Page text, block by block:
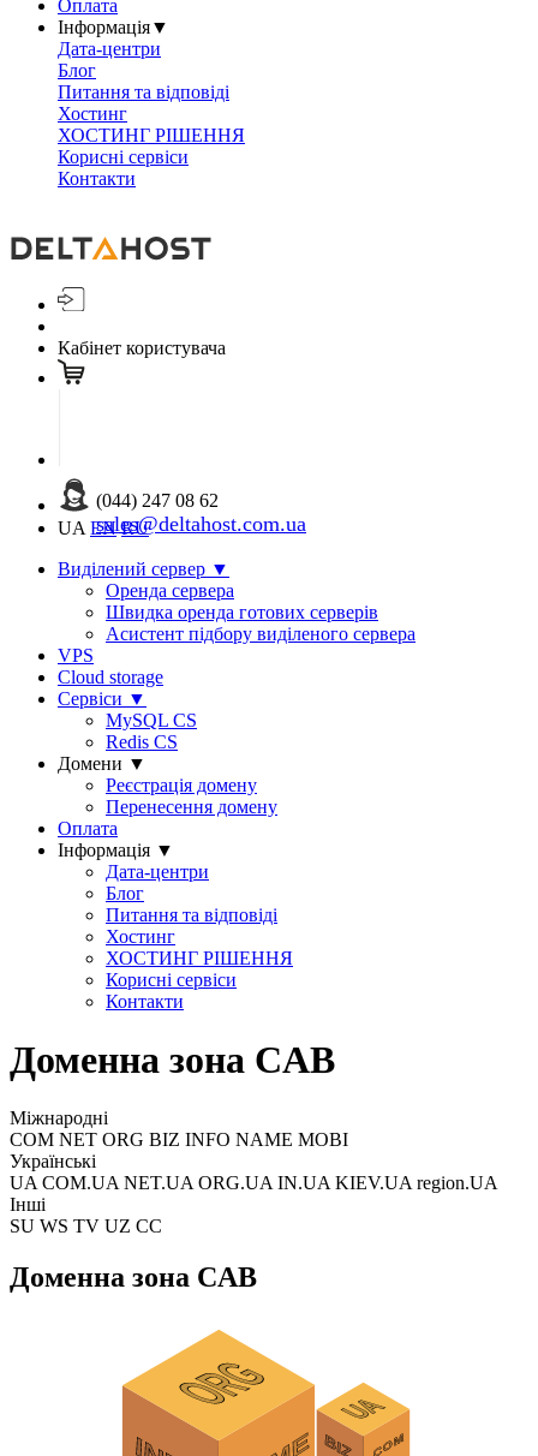
Оплата
Інформація▼
Дата-центри
Блог
Питання та відповіді
Хостинг
ХОСТИНГ РІШЕННЯ
Корисні сервіси
Контакти
Кабінет користувача
(044) 247 08 62
sales@deltahost.com.ua
UA EN RU
Виділений сервер ▼
Оренда сервера
Швидка оренда готових серверів
Асистент підбору виділеного сервера
VPS
Cloud storage
Сервіси ▼
MySQL CS
Redis CS
Домени ▼
Реєстрація домену
Перенесення домену
Оплата
Інформація ▼
Дата-центри
Блог
Питання та відповіді
Хостинг
ХОСТИНГ РІШЕННЯ
Корисні сервіси
Контакти
Доменна зона CAB
Міжнародні
COM NET ORG BIZ INFO NAME MOBI
Українські
UA COM.UA NET.UA ORG.UA IN.UA KIEV.UA region.UA
Інші
SU WS TV UZ CC
Доменна зона CAB